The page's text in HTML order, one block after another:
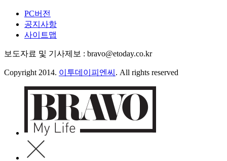
PC버전
공지사항
사이트맵
보도자료 및 기사제보 : bravo@etoday.co.kr
Copyright 2014. 이투데이피엔씨 . All rights reserved